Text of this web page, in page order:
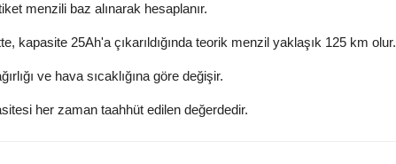
menzili baz alınarak hesaplanır.
kapasite 25Ah'a çıkarıldığında teorik menzil yaklaşık 125 km olur.
ve hava sıcaklığına göre değişir.
her zaman taahhüt edilen değerdedir.